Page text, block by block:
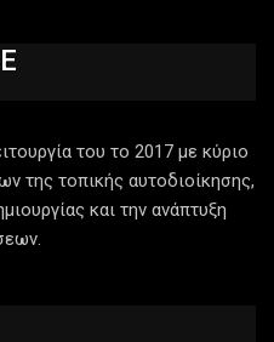
του το 2017 με κύριο
της τοπικής αυτοδιοίκησης,
και την ανάπτυξη